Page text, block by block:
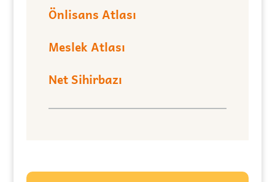
Önlisans Atlası
Meslek Atlası
Net Sihirbazı